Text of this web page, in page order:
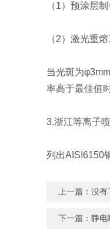
（1）预涂层
（2）激光重
当光斑为
率高于最佳值
3.浙江等离子
列出AISI6150
上一篇：没有
下一篇：静电